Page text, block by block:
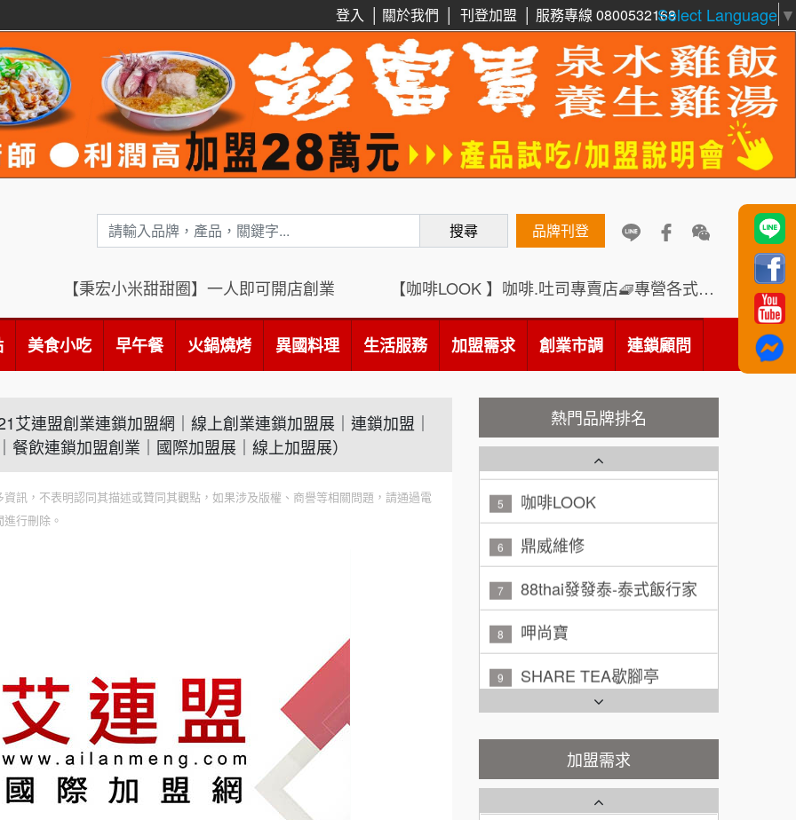
Select Language ▼
關於我們 刊登加盟 服務專線 0800532168
登入
搜尋 品牌刊登
【秉宏小米甜甜圈】一人即可開店創業 【咖啡LOOK 】咖啡.吐司專賣店🧇專營各式創意法式吐司
美食小吃 早午餐 火鍋燒烤 異國料理 生活服務 加盟需求 創業市調 連鎖顧問
艾連盟創業連鎖加盟網｜線上創業連鎖加盟展｜連鎖加盟｜
飲連鎖加盟創業｜國際加盟展｜線上加盟展）
訊，不表明認同其描述或贊同其觀點，如果涉及版權、商譽等相關問題，請通過電
行刪除。
熱門品牌排名
6 鼎威維修
7 88thai發發泰-泰式飯行家
SHARE TEA歇腳亭
TEA TOP台灣第一味
1 Cozy coffee可集咖啡
秉宏小米甜甜圈
4 潮鍋癮
5 咖啡LOOK
6 鼎威維修
7 88thai發發泰-泰式飯行家
8 呷尚寶
9 SHARE TEA歇腳亭
10 TEA TOP台灣第一味
Cozy coffee可集咖啡
加盟需求
周 先生/小姐 台北
加盟預算 100萬 ~150萬
徐 先生/小姐 新北市
何 先生/小姐 台南
加盟預算 200萬~400萬
100萬 ~ 200萬
加盟預算 200萬~300萬
黃 先生/小姐
加盟預算 100萬~150萬
林 先生/小姐 屏東縣
加盟預算
吳 先生/小姐 屏東縣
加盟預算 100萬~200萬
周 先生/小姐
加盟預算 100萬 ~150萬